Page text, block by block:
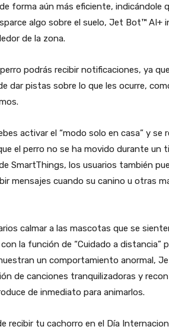
forma aún más eficiente, indicándole
algo sobre el suelo, Jet Bot™ AI+
de la zona.
podrás recibir notificaciones, ya
dar pistas sobre lo que les ocurre,
activar el “modo solo en casa” y se
el perro no se ha movido durante un
SmartThings, los usuarios también
mensajes cuando su canino u otras
calmar a las mascotas que se
la función de “Cuidado a distancia”
un comportamiento anormal,
de canciones tranquilizadoras y
de inmediato para animarlos.
recibir tu cachorro en el Día